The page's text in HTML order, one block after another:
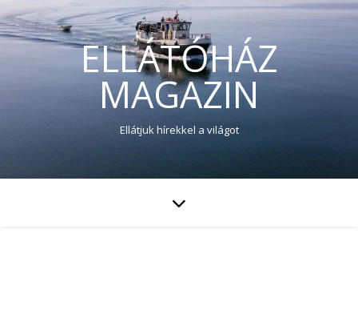
ELLÁTÓHÁZ
MAGAZIN
Ellátjuk hírekkel a világot